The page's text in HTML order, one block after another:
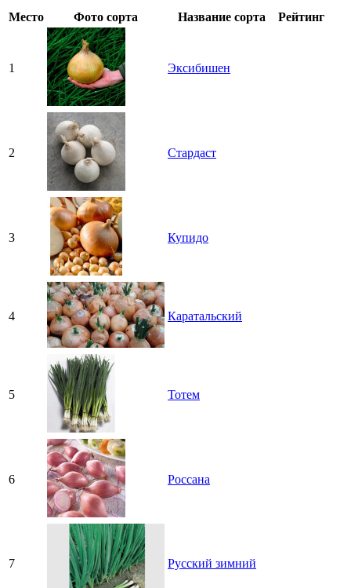
Место Фото сорта Название сорта Рейтинг
1 Эксибишен
2 Стардаст
3 Купидо
4 Каратальский
5 Тотем
6 Россана
7 Русский зимний